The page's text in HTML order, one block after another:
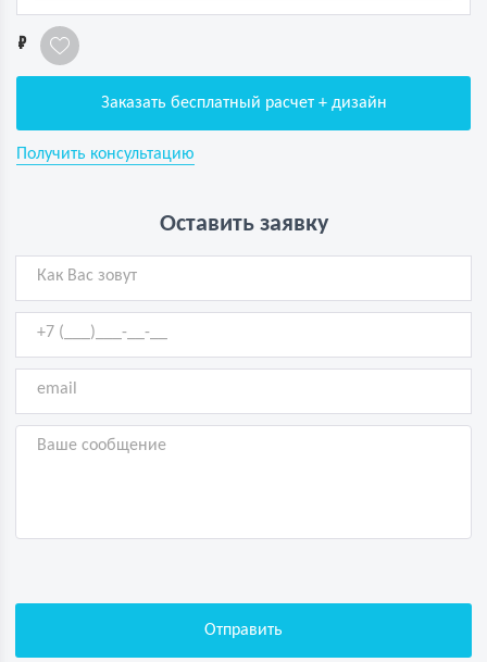
1
Заказать бесплатный расчет + дизайн
Получить консультацию
Оставить заявку